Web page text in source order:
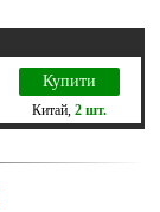
Купити
Китай, 2 шт.